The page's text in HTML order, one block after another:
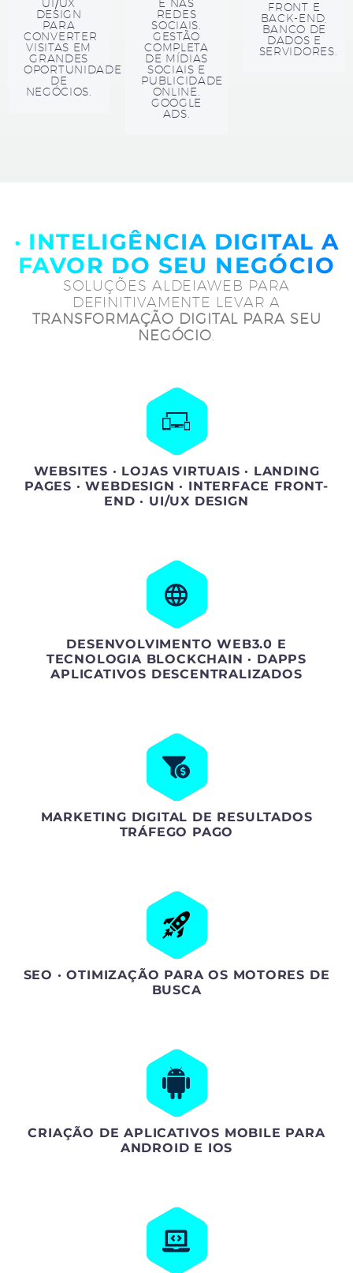
UI/UX
DESIGN
PARA
CONVERTER
VISITAS EM
GRANDES
OPORTUNIDADE
DE
NEGÓCIOS.
E NAS
REDES
SOCIAIS.
GESTÃO
COMPLETA
DE MÍDIAS
SOCIAIS E
PUBLICIDADE
ONLINE.
GOOGLE
ADS.
FRONT E
BACK-END,
BANCO DE
DADOS E
SERVIDORES.
· INTELIGÊNCIA DIGITAL A
FAVOR DO SEU NEGÓCIO
SOLUÇÕES ALDEIAWEB PARA
DEFINITIVAMENTE LEVAR A
TRANSFORMAÇÃO DIGITAL PARA SEU
NEGÓCIO
WEBSITES · LOJAS VIRTUAIS · LANDING
PAGES · WEBDESIGN · INTERFACE FRONT-
END · UI/UX DESIGN
DESENVOLVIMENTO WEB3.0 E
TECNOLOGIA BLOCKCHAIN · DAPPS
APLICATIVOS DESCENTRALIZADOS
MARKETING DIGITAL DE RESULTADOS
TRÁFEGO PAGO
SEO · OTIMIZAÇÃO PARA OS MOTORES DE
BUSCA
CRIAÇÃO DE APLICATIVOS MOBILE PARA
ANDROID E IOS